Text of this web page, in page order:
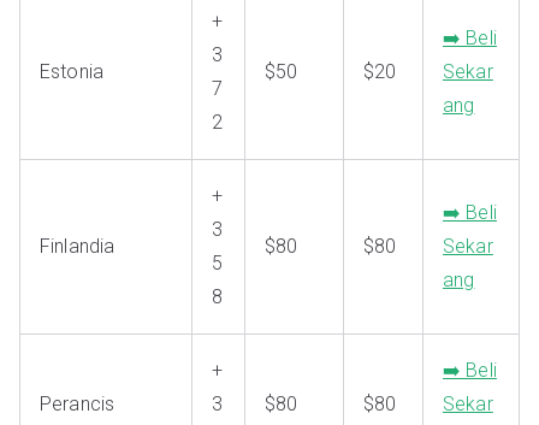
Estonia
+
3
7
2
$50 $20
➡️ Beli
Sekar
ang
Finlandia
+
3
5
8
$80 $80
➡️ Beli
Sekar
ang
Perancis
+
3
$80 $80
➡️ Beli
Sekar